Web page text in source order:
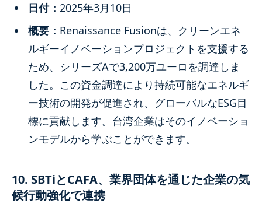
日付： 2025年3月10日
概要： Renaissance Fusionは、クリーンエネ
ルギーイノベーションプロジェクトを支援する
ため、シリーズAで3,200万ユーロを調達しま
した。この資金調達により持続可能なエネルギ
ー技術の開発が促進され、グローバルなESG目
標に貢献します。台湾企業はそのイノベーショ
ンモデルから学ぶことができます。
10. SBTiとCAFA、業界団体を通じた企業の気
候行動強化で連携